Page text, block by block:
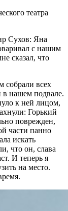
театра
Сухов: Яна
с нашим
сказал, что
собрали всех
в нашем подвале.
к ней лицом,
Горький
поврежден,
части панно
искать
что он, слава
И теперь я
на место.